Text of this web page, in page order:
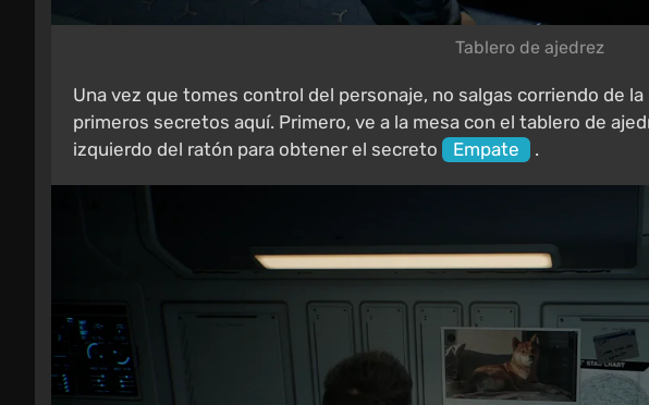
Tablero de ajedrez
Una vez que tomes control del personaje, no salgas corriendo de
primeros secretos aquí. Primero, ve a la mesa con el tablero de
izquierdo del ratón para obtener el secreto
Empate .